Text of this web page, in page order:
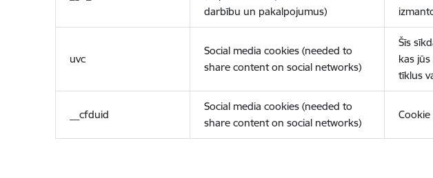
darbību un pakalpojumus)
uvc
Social media cookies (needed to
share content on social networks)
Šīs
kas
tīklus
__cfduid
Social media cookies (needed to
share content on social networks)